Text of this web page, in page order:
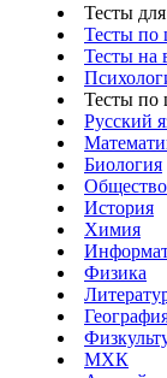
Тесты
Тесты по
Тесты на
Тесты по
Русский
Биология
История
Химия
Физика
МХК